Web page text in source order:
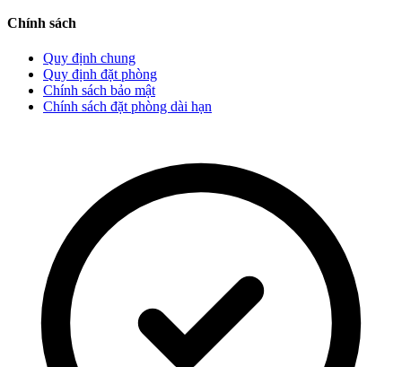
Chính sách
Quy định chung
Quy định đặt phòng
Chính sách bảo mật
Chính sách đặt phòng dài hạn